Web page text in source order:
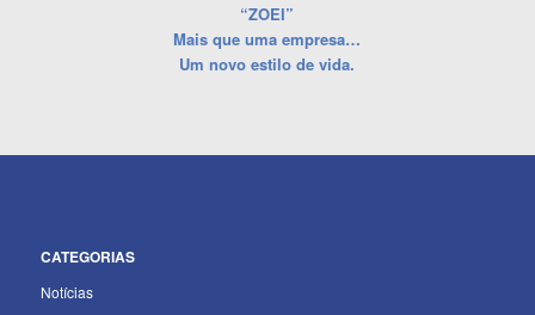
“ZOEI”
Mais que uma empresa…
Um novo estilo de vida.
CATEGORIAS
Notícias